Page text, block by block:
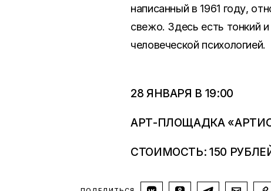
написанный в 1961 году,
свежо. Здесь есть тонкий
человеческой психологией.
28 ЯНВАРЯ В 19:00
АРТ-ПЛОЩАДКА
СТОИМОСТЬ: 150